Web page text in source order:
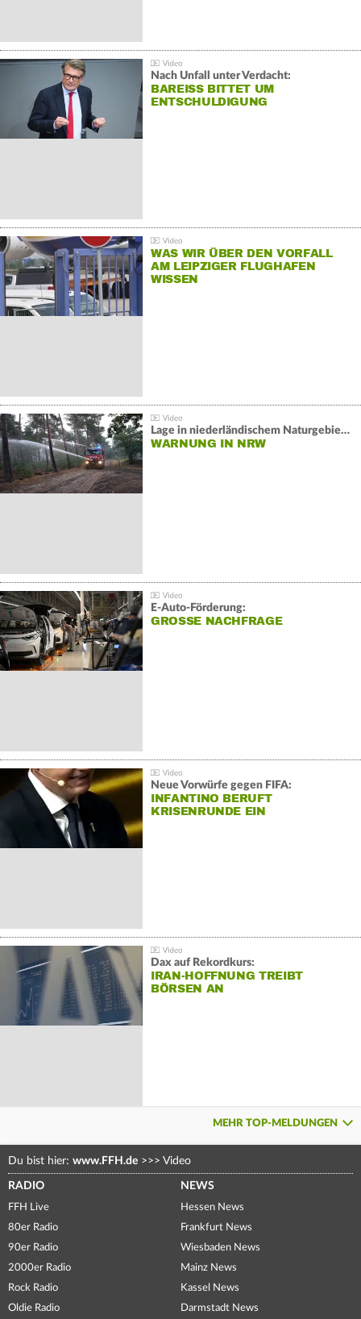
Nach Unfall unter Verdacht:
BAREISS BITTET UM E
NTSCHULDIGUNG
WAS WIR ÜBER DEN VORFALL
AM LEIPZIGER FLUGHAFEN
WISSEN
Lage in niederländischem Naturgebiet stabil
WARNUNG IN NRW
E-Auto-Förderung:
GROSSE NACHFRAGE
Neue Vorwürfe gegen FIFA:
INFANTINO BERUFT
KRISENRUNDE EIN
Dax auf Rekordkurs:
IRAN-HOFFNUNG TREIBT
BÖRSEN AN
MEHR TOP-MELDUNGEN
Du bist hier: www.FFH.de >>> Video
RADIO
FFH Live
80er Radio
90er Radio
2000er Radio
Rock Radio
Oldie Radio
NEWS
Hessen News
Frankfurt News
Wiesbaden News
Mainz News
Kassel News
Darmstadt News